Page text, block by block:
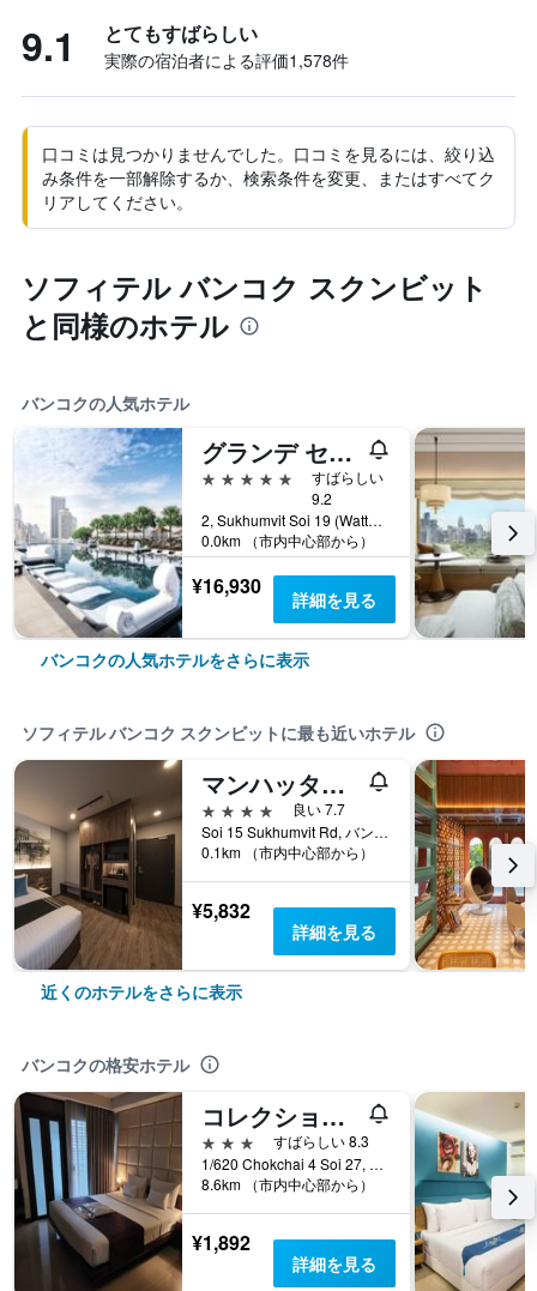
9.1 とてもすばらしい
実際の宿泊者による評価1,578​件
口コミは見つかりませんでした。口コミを見るには、絞り込
み条件を一部解除するか、検索条件を変更、またはすべてク
リアしてください。
ソフィテル バンコク スクンビット
と同様のホテル
バンコクの人気ホテル
グランデ センター ポイント ターミナル21
5つ星
すばらしい
9.2
2, Sukhumvit Soi 19 (Wattana), バンコク, タイ
0.0km （市内中心部から）
¥16,930 詳細を見る
バンコクの人気ホテルをさらに表示
ソフィテル バンコク スクンビットに最も近いホテル
マンハッタン ホテル バンコク
4つ星
良い 7.7
Soi 15 Sukhumvit Rd, バンコク, タイ
0.1km （市内中心部から）
¥5,832
詳細を見る
近くのホテルをさらに表示
バンコクの格安ホテル
コレクション O ザ バンコク チャ チャ スイート
3つ星
すばらしい 8.3
1/620 Chokchai 4 Soi 27, バンコク, タイ
8.6km （市内中心部から）
¥1,892
詳細を見る